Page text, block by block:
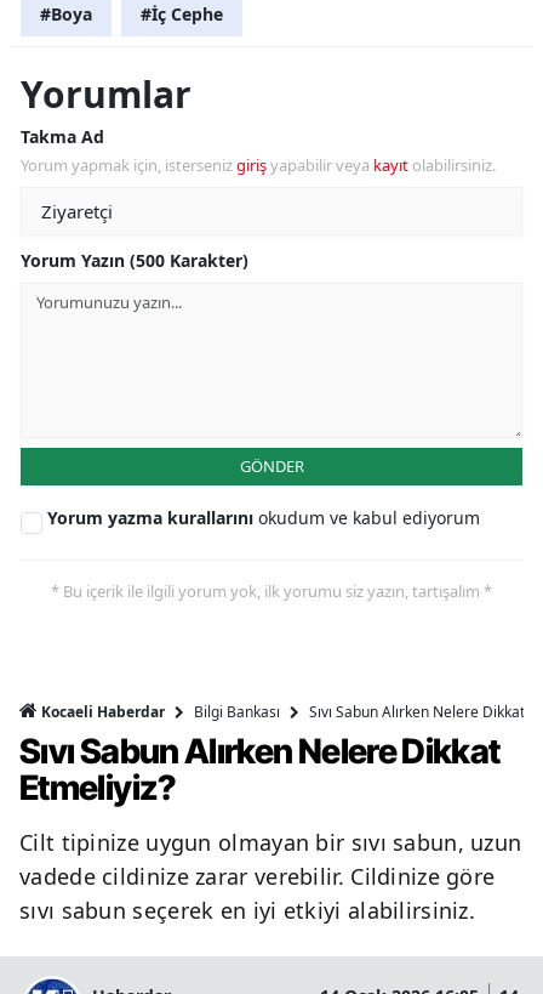
#Boya #İç Cephe
Yorumlar
Takma Ad
Yorum yapmak için, istersenizgirişyapabilir veya kayıt olabilirsiniz.
Yorum Yazın (500 Karakter)
GÖNDER
Yorum yazma kurallarını okudum ve kabul ediyorum
* Bu içerik ile ilgili yorum yok, ilk yorumu siz yazın, tartışalım *
Kocaeli Haberdar Bilgi Bankası Sıvı Sabun Alırken Nelere Dikkat
Sıvı Sabun Alırken Nelere Dikkat
Etmeliyiz?
Cilt tipinize uygun olmayan bir sıvı sabun, uzun
vadede cildinize zarar verebilir. Cildinize göre
sıvı sabun seçerek en iyi etkiyi alabilirsiniz.